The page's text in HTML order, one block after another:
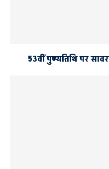
53वीं पुण्यतिथि पर